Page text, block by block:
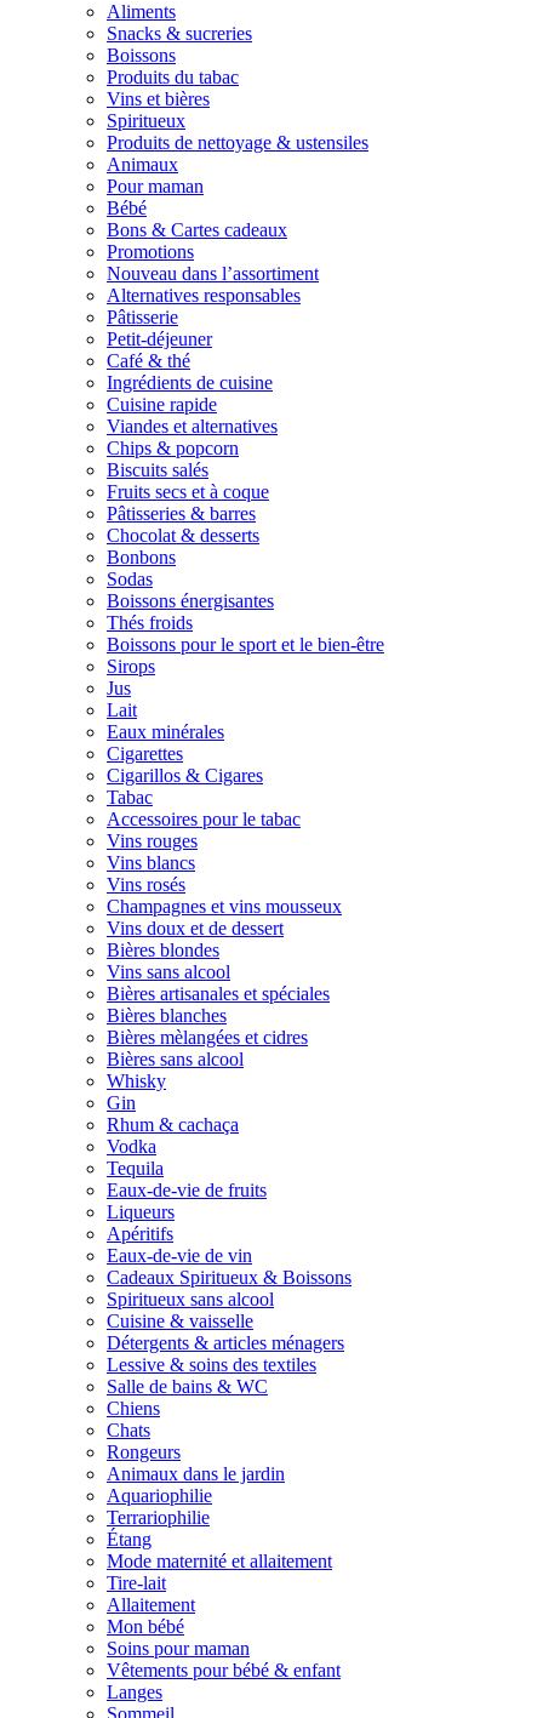
Aliments
Snacks & sucreries
Boissons
Produits du tabac
Vins et bières
Spiritueux
Produits de nettoyage & ustensiles
Animaux
Pour maman
Bébé
Bons & Cartes cadeaux
Promotions
Nouveau dans l’assortiment
Alternatives responsables
Pâtisserie
Petit-déjeuner
Café & thé
Ingrédients de cuisine
Cuisine rapide
Viandes et alternatives
Chips & popcorn
Biscuits salés
Fruits secs et à coque
Pâtisseries & barres
Chocolat & desserts
Bonbons
Sodas
Boissons énergisantes
Thés froids
Boissons pour le sport et le bien-être
Sirops
Jus
Lait
Eaux minérales
Cigarettes
Cigarillos & Cigares
Tabac
Accessoires pour le tabac
Vins rouges
Vins blancs
Vins rosés
Champagnes et vins mousseux
Vins doux et de dessert
Bières blondes
Vins sans alcool
Bières artisanales et spéciales
Bières blanches
Bières mèlangées et cidres
Bières sans alcool
Whisky
Gin
Rhum & cachaça
Vodka
Tequila
Eaux-de-vie de fruits
Liqueurs
Apéritifs
Eaux-de-vie de vin
Cadeaux Spiritueux & Boissons
Spiritueux sans alcool
Cuisine & vaisselle
Détergents & articles ménagers
Lessive & soins des textiles
Salle de bains & WC
Chiens
Chats
Rongeurs
Animaux dans le jardin
Aquariophilie
Terrariophilie
Étang
Mode maternité et allaitement
Tire-lait
Allaitement
Mon bébé
Soins pour maman
Vêtements pour bébé & enfant
Langes
Sommeil